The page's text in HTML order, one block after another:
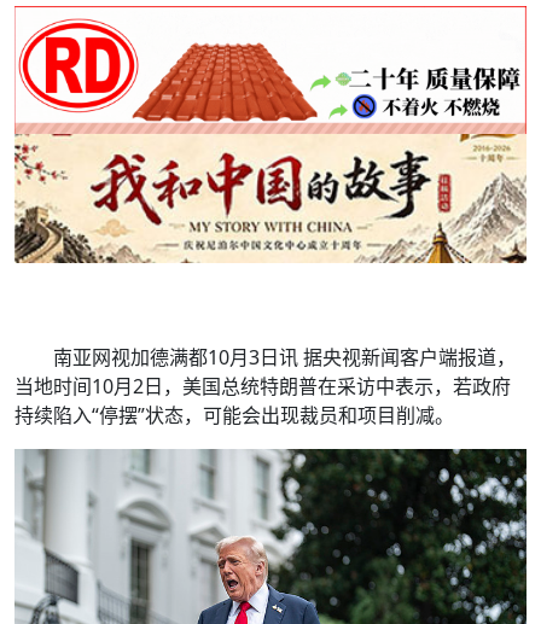
南亚网视加德满都10月3日讯 据央视新闻客户端报道，
当地时间10月2日，美国总统特朗普在采访中表示，若政府
持续陷入“停摆”状态，可能会出现裁员和项目削减。